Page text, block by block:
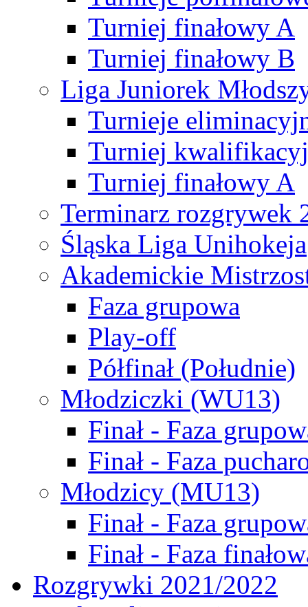
Turniej finałowy A
Turniej finałowy B
Liga Juniorek
Turnieje
Turniej
Turniej finałowy A
Terminarz rozgrywek
Śląska Liga Unihokeja
Akademickie
Faza grupowa
Play-off
Półfinał (Południe)
Młodziczki (WU13)
Finał - Faza
Finał - Faza
Młodzicy (MU13)
Finał - Faza
Finał - Faza
Rozgrywki 2021/2022